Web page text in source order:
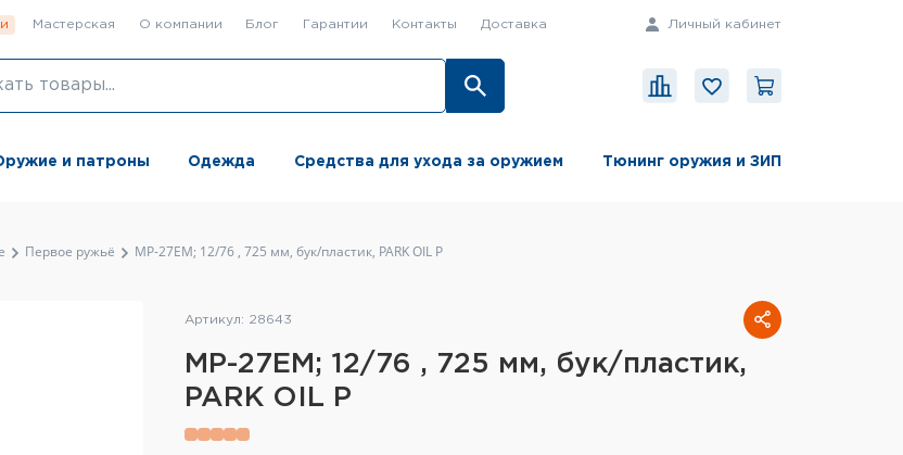
Мастерская О компании Блог Гарантии Контакты Доставка Личный кабинет
и патроны Одежда Средства для ухода за оружием Тюнинг оружия и ЗИП
Первое ружьё МР-27ЕМ; 12/76 , 725 мм, бук/пластик, PARK OIL P
Артикул: 28643
МР-27ЕМ; 12/76 , 725 мм, бук/пластик,
PARK OIL P